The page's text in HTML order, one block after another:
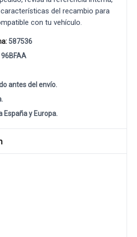
del recambio para
con tu vehículo.
587536
96BFAA
antes del envío.
España y Europa.